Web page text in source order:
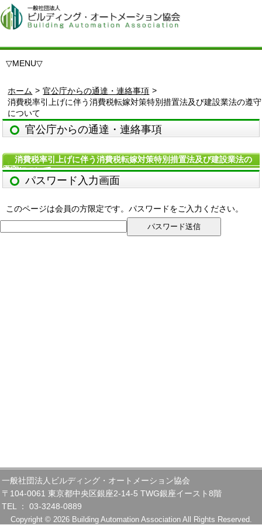
▽MENU▽
ホーム > 官公庁からの通達・連絡事項 >
消費税率引上げに伴う消費税転嫁対策特別措置法及び建設業法の遵守
について
官公庁からの通達・連絡事項
消費税率引上げに伴う消費税転嫁対策特別措置法及び建設業法の
遵守について
パスワード入力画面
このページは会員の方限定です。パスワードをご入力ください。
一般社団法人ビルディング・オートメーション協会
〒104-0061 東京都中央区銀座2-14-5 TWG銀座イースト8階
TEL ： 03-3248-0889
Copyright © 2026 Building Automation Association All Rights Reserved.